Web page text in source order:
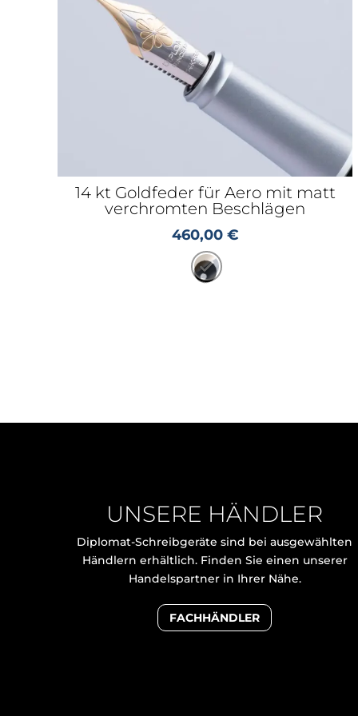
14 kt Goldfeder für Aero mit matt
verchromten Beschlägen
460,00 €
UNSERE HÄNDLER
Diplomat-Schreibgeräte sind bei ausgewählten
Händlern erhältlich. Finden Sie einen unserer
Handelspartner in Ihrer Nähe.
FACHHÄNDLER